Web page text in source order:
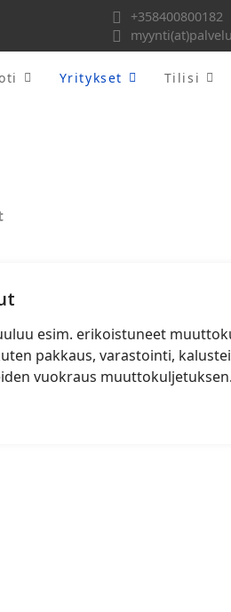
+358400800182
Yritykset Tilisi
esim. erikoistuneet
pakkaus, varastointi,
vuokraus